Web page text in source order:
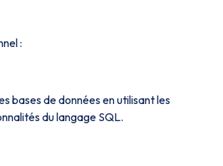
:
bases de données en utilisant les
du langage SQL.